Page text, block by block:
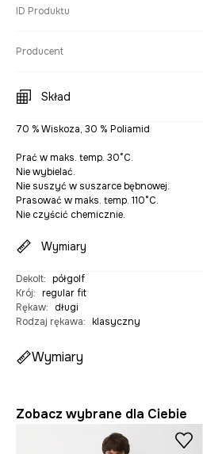
ID Produktu
Producent
Skład
70 % Wiskoza, 30 % Poliamid
Prać w maks. temp. 30°C.
Nie wybielać.
Nie suszyć w suszarce bębnowej.
Prasować w maks. temp. 110°C.
Nie czyścić chemicznie.
Wymiary
Dekolt: półgolf
Krój: regular fit
Rękaw:
długi
Rodzaj rękawa: klasyczny
Wymiary
Zobacz wybrane dla Ciebie